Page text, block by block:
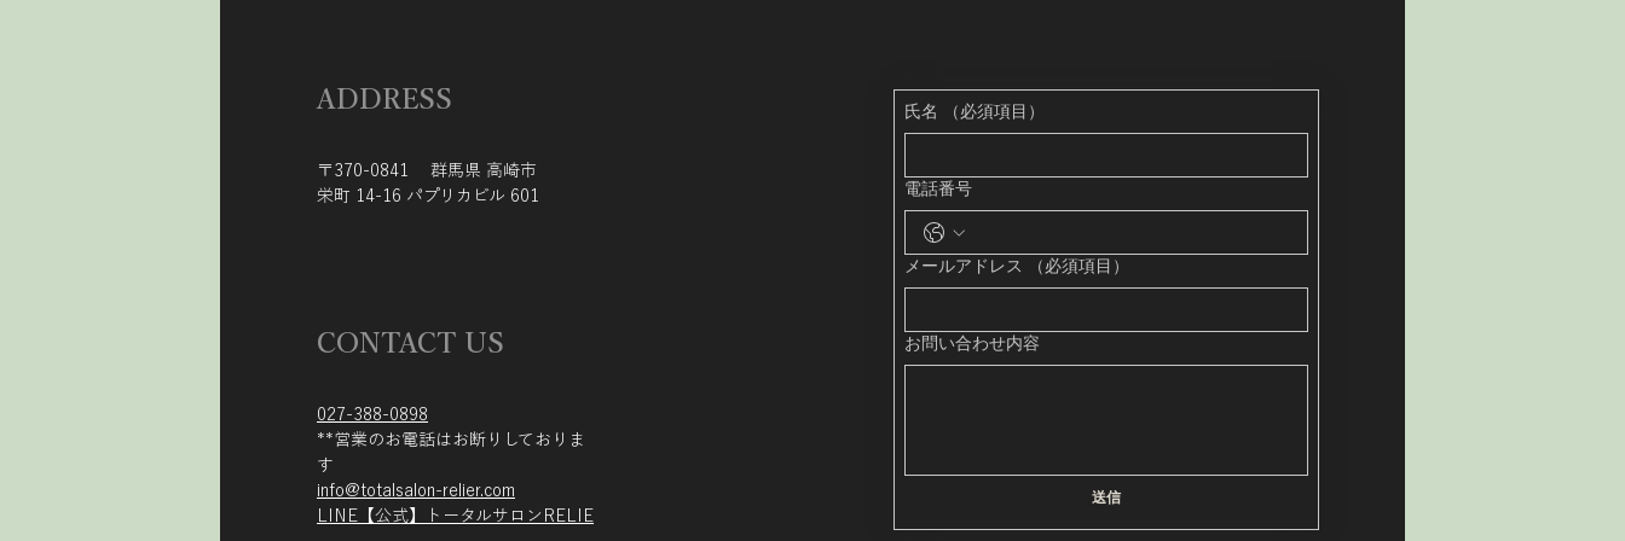
ADDRESS
〒370-0841 群馬県 高崎市
栄町 14-16 パプリカビル 601
CONTACT US
027-388-0898
​**営業のお電話はお断りしておりま
す
info@totalsalon-relier.com
LINE【公式】トータルサロンRELIE
氏名 （必須項目）
電話番号
メールアドレス （必須項目）
お問い合わせ内容
送信